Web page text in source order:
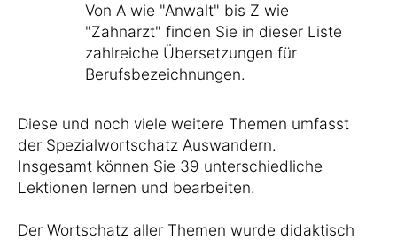
Von A wie "Anwalt" bis Z wie
"Zahnarzt" finden Sie in dieser Liste
zahlreiche Übersetzungen für
Berufsbezeichnungen.
Diese und noch viele weitere Themen umfasst
der Spezialwortschatz Auswandern.
Insgesamt können Sie 39 unterschiedliche
Lektionen lernen und bearbeiten.
Der Wortschatz aller Themen wurde didaktisch